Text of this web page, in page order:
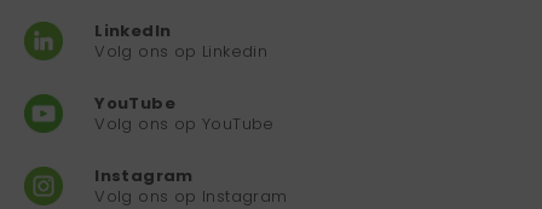
LinkedIn
Volg ons op Linkedin
YouTube
Volg ons op YouTube
Instagram
Volg ons op Instagram